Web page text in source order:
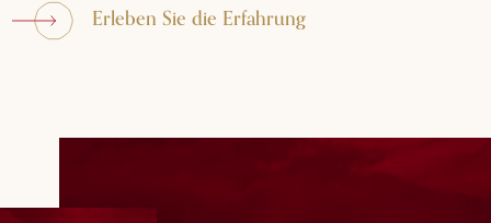
Erleben Sie die Erfahrung